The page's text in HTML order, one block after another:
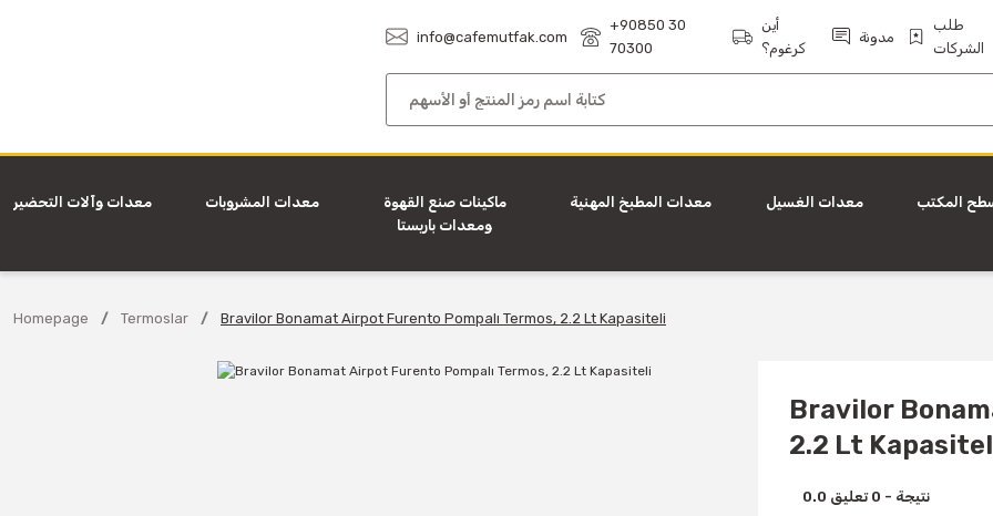
info@cafemutfak.com
+90850 30
70300
أين
كرغوم؟
مدونة
طلب
الشركات
معدات وآلات التحضير معدات المشروبات
ماكينات صنع القهوة
ومعدات باريستا
معدات المطبخ المهنية معدات الغسيل المكتب
Homepage Termoslar Bravilor Bonamat Airpot Furento Pompalı Termos, 2.2 Lt Kapasiteli
Bravilor
2.2 Lt
0.0 نتيجة - 0 تعليق